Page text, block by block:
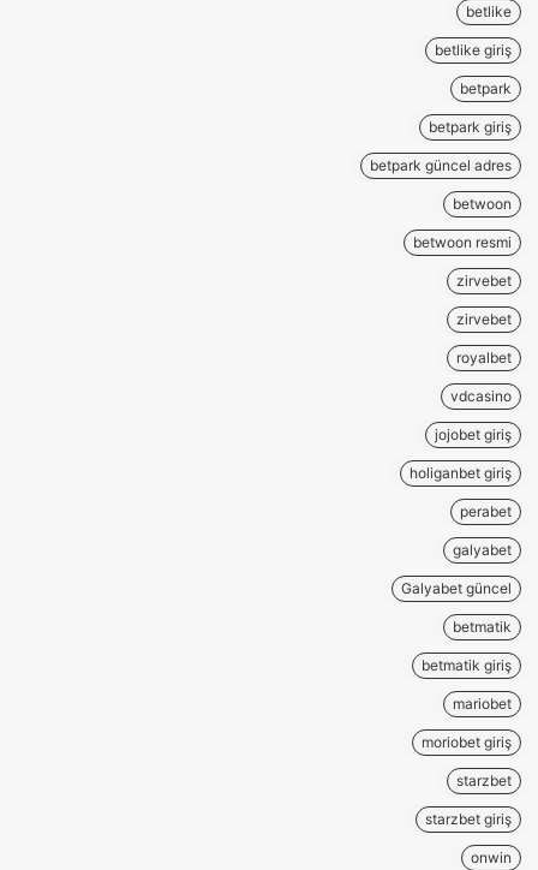
betlike
betlike giriş
betpark
betpark giriş
betpark güncel adres
betwoon
betwoon resmi
zirvebet
zirvebet
royalbet
vdcasino
jojobet giriş
holiganbet giriş
perabet
galyabet
Galyabet güncel
betmatik
betmatik giriş
mariobet
moriobet giriş
starzbet
starzbet giriş
onwin